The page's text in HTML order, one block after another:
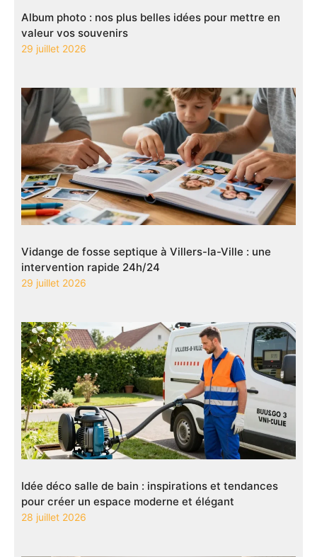
Album photo : nos plus belles idées pour mettre en
valeur vos souvenirs
29 juillet 2026
Vidange de fosse septique à Villers-la-Ville : une
intervention rapide 24h/24
29 juillet 2026
Idée déco salle de bain : inspirations et tendances
pour créer un espace moderne et élégant
28 juillet 2026